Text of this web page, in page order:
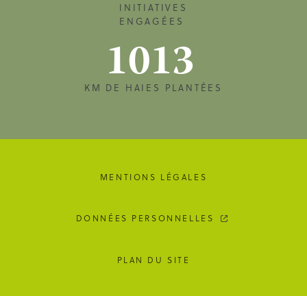
INITIATIVES
ENGAGÉES
1013
KM DE HAIES PLANTÉES
MENTIONS LÉGALES
DONNÉES PERSONNELLES
PLAN DU SITE